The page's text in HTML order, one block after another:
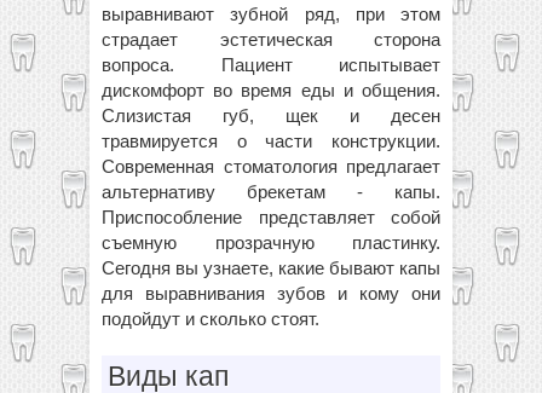
выравнивают зубной ряд, при этом
страдает эстетическая сторона
вопроса. Пациент испытывает
дискомфорт во время еды и общения.
Слизистая губ, щек и десен
травмируется о части конструкции.
Современная стоматология предлагает
альтернативу брекетам - капы.
Приспособление представляет собой
съемную прозрачную пластинку.
Сегодня вы узнаете, какие бывают капы
для выравнивания зубов и кому они
подойдут и сколько стоят.
Виды кап